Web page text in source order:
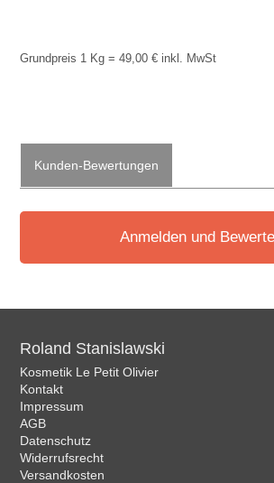
Grundpreis 1 Kg = 49,00 € inkl. MwSt
Kunden-Bewertungen
Anmelden und
Roland Stanislawski
Kosmetik Le Petit Olivier
Kontakt
Impressum
AGB
Datenschutz
Widerrufsrecht
Versandkosten